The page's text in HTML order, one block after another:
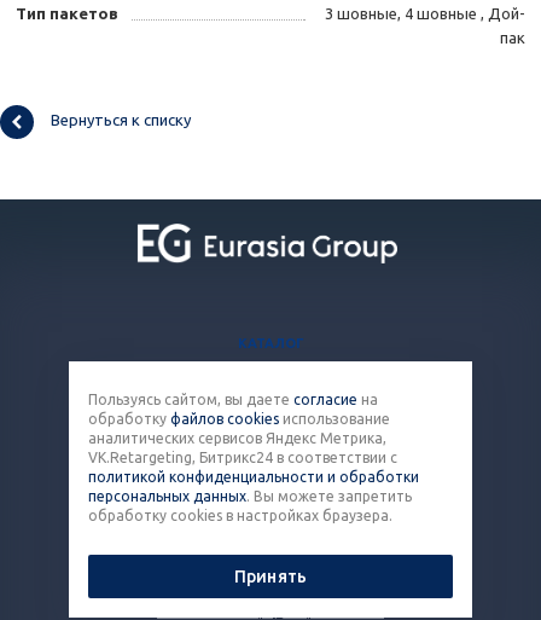
Тип пакетов
3 шовные, 4 шовные , Дой-
пак
Вернуться к списку
© 2026 Все права защищены.
КАТАЛОГ
ВОПРОСЫ И ОТВЕТЫ
КОНТАКТЫ
8 (800) 301-43-86
pack@eq-mail.ru
Пользуясь сайтом, вы даете согласие на
обработку файлов cookies использование
аналитических сервисов Яндекс Метрика,
VK.Retargeting, Битрикс24 в соответствии с
политикой конфиденциальности и обработки
персональных данных. Вы можете запретить
обработку cookies в настройках браузера.
Принять